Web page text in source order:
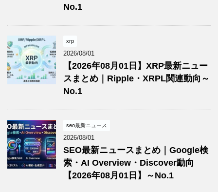
No.1
xrp
2026/08/01
【2026年08月01日】XRP最新ニュー
スまとめ｜Ripple・XRPL関連動向～
No.1
seo最新ニュース
2026/08/01
SEO最新ニュースまとめ｜Google検
索・AI Overview・Discover動向
【2026年08月01日】～No.1